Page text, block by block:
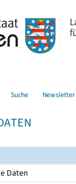
Suche Newsletter
Daten